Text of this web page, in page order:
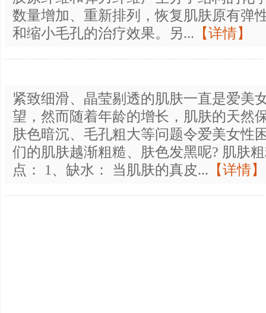
数量增加、重新排列，恢复肌肤原有弹
和缩小毛孔的治疗效果。另... 【详情】
紧致细滑、晶莹剔透的肌肤一直是爱美
望，然而随着年龄的增长，肌肤的天然
肤色暗沉、毛孔粗大等问题令爱美女性
们的肌肤越渐粗糙、肤色发黑呢? 肌肤
点： 1、缺水： 当肌肤的真皮... 【详情】